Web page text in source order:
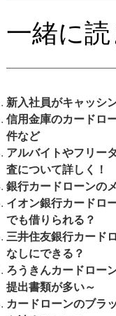
一緒に
新入社員がキャッシ
信用金庫のカードロ
件など
アルバイトやフリー
査について詳しく！
銀行カードローンの
イオン銀行カードロ
でも借りられる？
三井住友銀行カード
なしにできる？
ろうきんカードロー
提出書類が多い～
カードローンのブラ